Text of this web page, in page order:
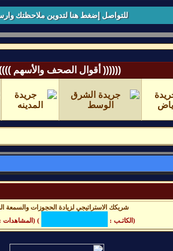
للتواصل إضغط هنا لتدوين ملاحظتك
(((((( أقوال الصحف والأسهم
شريكك الاستراتيجي لزيادة الحجوزات والسمعة
(الكاتـب :
) (المشاهدات : 2178 )